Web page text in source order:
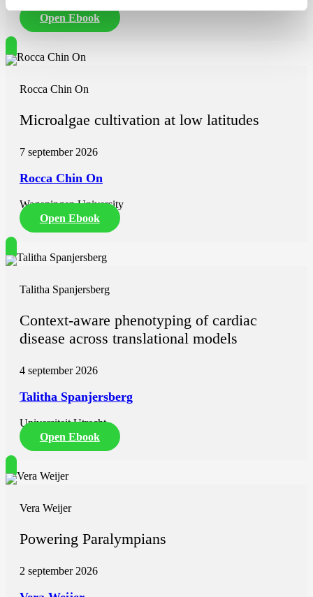
Wageningen University
Open Ebook
Rocca Chin On
Microalgae cultivation at low latitudes
7 september 2026
Rocca Chin On
Wageningen University
Open Ebook
Talitha Spanjersberg
Context-aware phenotyping of cardiac
disease across translational models
4 september 2026
Talitha Spanjersberg
Universiteit Utrecht
Open Ebook
Vera Weijer
Powering Paralympians
2 september 2026